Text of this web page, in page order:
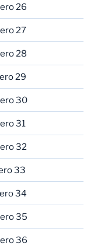
26
27
28
29
30
31
32
33
34
35
36